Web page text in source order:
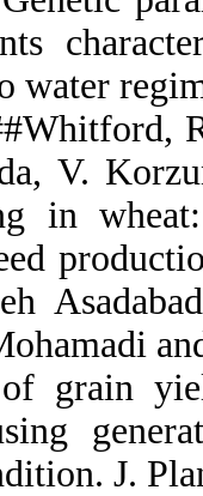
yield
wheat under
2(2): 351-
Garcia, T.
Hybrid
hybrid
M. Nazeri,
Genetic
bread
water stress